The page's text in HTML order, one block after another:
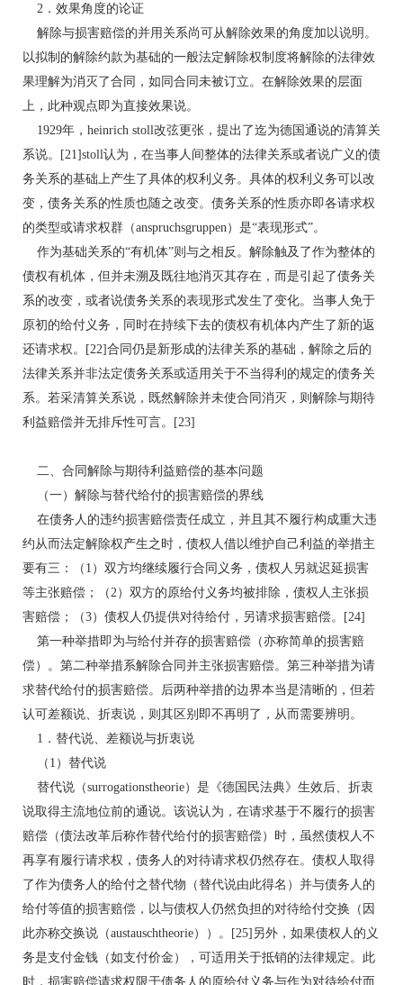
2．效果角度的论证
解除与损害赔偿的并用关系尚可从解除效果的角度加以说明。
以拟制的解除约款为基础的一般法定解除权制度将解除的法律效
果理解为消灭了合同，如同合同未被订立。在解除效果的层面
上，此种观点即为直接效果说。
1929年，heinrich stoll改弦更张，提出了迄为德国通说的清算关
系说。[21]stoll认为，在当事人间整体的法律关系或者说广义的债
务关系的基础上产生了具体的权利义务。具体的权利义务可以改
变，债务关系的性质也随之改变。债务关系的性质亦即各请求权
的类型或请求权群（anspruchsgruppen）是“表现形式”。
作为基础关系的“有机体”则与之相反。解除触及了作为整体的
债权有机体，但并未溯及既往地消灭其存在，而是引起了债务关
系的改变，或者说债务关系的表现形式发生了变化。当事人免于
原初的给付义务，同时在持续下去的债权有机体内产生了新的返
还请求权。[22]合同仍是新形成的法律关系的基础，解除之后的
法律关系并非法定债务关系或适用关于不当得利的规定的债务关
系。若采清算关系说，既然解除并未使合同消灭，则解除与期待
利益赔偿并无排斥性可言。[23]
二、合同解除与期待利益赔偿的基本问题
（一）解除与替代给付的损害赔偿的界线
在债务人的违约损害赔偿责任成立，并且其不履行构成重大违
约从而法定解除权产生之时，债权人借以维护自己利益的举措主
要有三：（1）双方均继续履行合同义务，债权人另就迟延损害
等主张赔偿；（2）双方的原给付义务均被排除，债权人主张损
害赔偿；（3）债权人仍提供对待给付，另请求损害赔偿。[24]
第一种举措即为与给付并存的损害赔偿（亦称简单的损害赔
偿）。第二种举措系解除合同并主张损害赔偿。第三种举措为请
求替代给付的损害赔偿。后两种举措的边界本当是清晰的，但若
认可差额说、折衷说，则其区别即不再明了，从而需要辨明。
1．替代说、差额说与折衷说
（1）替代说
替代说（surrogationstheorie）是《德国民法典》生效后、折衷
说取得主流地位前的通说。该说认为，在请求基于不履行的损害
赔偿（债法改革后称作替代给付的损害赔偿）时，虽然债权人不
再享有履行请求权，债务人的对待请求权仍然存在。债权人取得
了作为债务人的给付之替代物（替代说由此得名）并与债务人的
给付等值的损害赔偿，以与债权人仍然负担的对待给付交换（因
此亦称交换说（austauschtheorie））。[25]另外，如果债权人的义
务是支付金钱（如支付价金），可适用关于抵销的法律规定。此
时，损害赔偿请求权限于债务人的原给付义务与作为对待给付而